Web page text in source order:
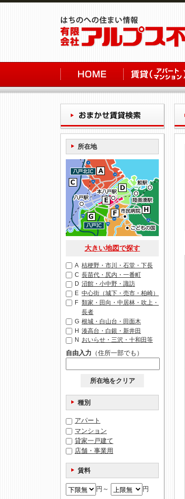
所在地
大きい地図で探す
A 桔梗野・市川・石堂・下長
C 長苗代・尻内・一番町
D 沼館・小中野・諏訪
E 中心街（城下・売市・柏崎）
F 類家・田向・中居林・吹上・
長者
G 根城・白山台・田面木
H 湊高台・白銀・新井田
N おいらせ・三沢・十和田等
自由入力 （住所一部でも）
所在地をクリア
種別
アパート
マンション
貸家一戸建て
店舗・事業用
賃料
円～ 円